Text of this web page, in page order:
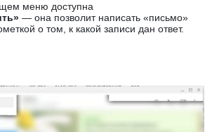
меню доступна
— она позволит написать «письмо»
о том, к какой записи дан ответ.